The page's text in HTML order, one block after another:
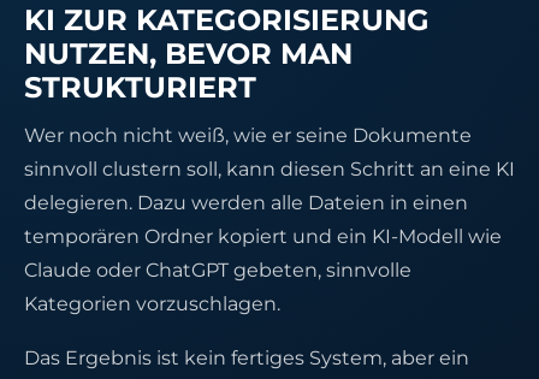
KI ZUR KATEGORISIERUNG
NUTZEN, BEVOR MAN
STRUKTURIERT
Wer noch nicht weiß, wie er seine Dokumente
sinnvoll clustern soll, kann diesen Schritt an eine KI
delegieren. Dazu werden alle Dateien in einen
temporären Ordner kopiert und ein KI-Modell wie
Claude oder ChatGPT gebeten, sinnvolle
Kategorien vorzuschlagen.
Das Ergebnis ist kein fertiges System, aber ein